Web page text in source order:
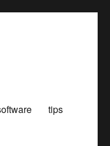
tips